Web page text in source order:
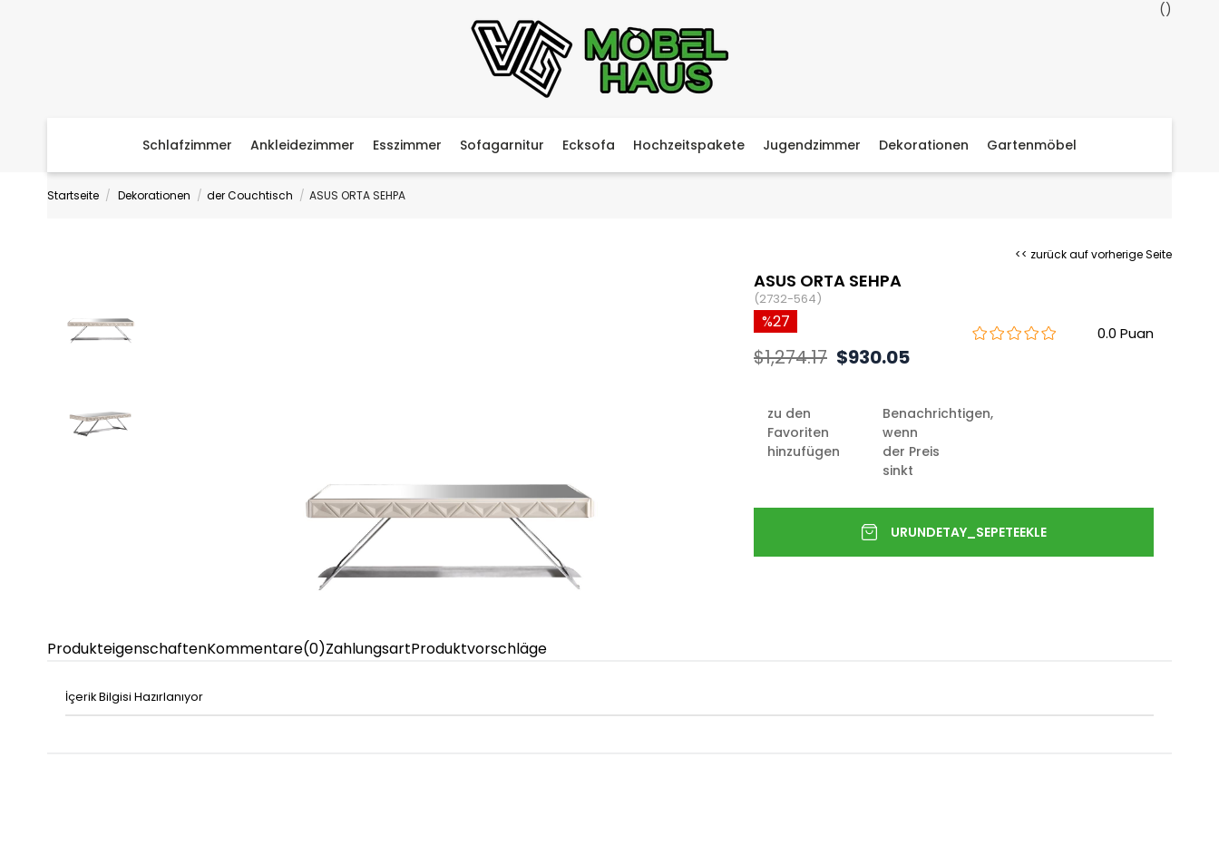
Schlafzimmer Ankleidezimmer Esszimmer Sofagarnitur Ecksofa Hochzeitspakete Jugendzimmer Dekorationen Gartenmöbel
Startseite Dekorationen der Couchtisch ASUS ORTA SEHPA
<< zurück auf vorherige Seite
ASUS ORTA SEHPA
(2732-564)
0.0
27
$1,274.17 $930.05
zu den
Favoriten
hinzufügen
Benachrichtigen,
wenn
der Preis
sinkt
ProdukteigenschaftenKommentare(0)ZahlungsartProduktvorschläge
İçerik Bilgisi Hazırlanıyor